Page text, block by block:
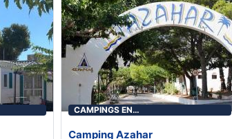
CAMPINGS EN
Camping Azahar